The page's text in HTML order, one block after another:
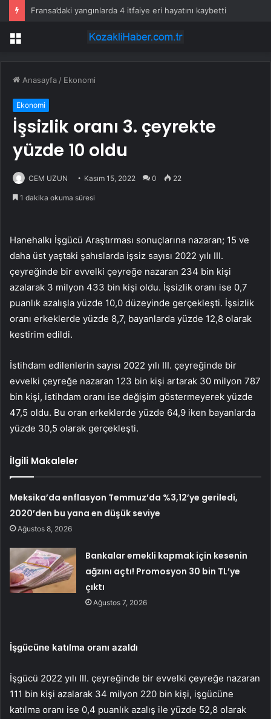
Fransa’daki yangınlarda 4 itfaiye eri hayatını kaybetti
Menü
Anasayfa / Ekonomi
Ekonomi
İşsizlik oranı 3. çeyrekte
yüzde 10 oldu
CEM UZUN Kasım 15, 2022 0 22
1 dakika okuma süresi
Hanehalkı İşgücü Araştırması sonuçlarına nazaran; 15 ve
daha üst yaştaki şahıslarda işsiz sayısı 2022 yılı III.
çeyreğinde bir evvelki çeyreğe nazaran 234 bin kişi
azalarak 3 milyon 433 bin kişi oldu. İşsizlik oranı ise 0,7
puanlık azalışla yüzde 10,0 düzeyinde gerçekleşti. İşsizlik
oranı erkeklerde yüzde 8,7, bayanlarda yüzde 12,8 olarak
kestirim edildi.
İstihdam edilenlerin sayısı 2022 yılı III. çeyreğinde bir
evvelki çeyreğe nazaran 123 bin kişi artarak 30 milyon 787
bin kişi, istihdam oranı ise değişim göstermeyerek yüzde
47,5 oldu. Bu oran erkeklerde yüzde 64,9 iken bayanlarda
yüzde 30,5 olarak gerçekleşti.
İlgili Makaleler
Meksika’da enflasyon Temmuz’da %3,12’ye geriledi,
2020’den bu yana en düşük seviye
Ağustos 8, 2026
Bankalar emekli kapmak için kesenin
ağzını açtı! Promosyon 30 bin TL’ye
çıktı
Ağustos 7, 2026
İşgücüne katılma oranı azaldı
İşgücü 2022 yılı III. çeyreğinde bir evvelki çeyreğe nazaran
111 bin kişi azalarak 34 milyon 220 bin kişi, işgücüne
katılma oranı ise 0,4 puanlık azalış ile yüzde 52,8 olarak